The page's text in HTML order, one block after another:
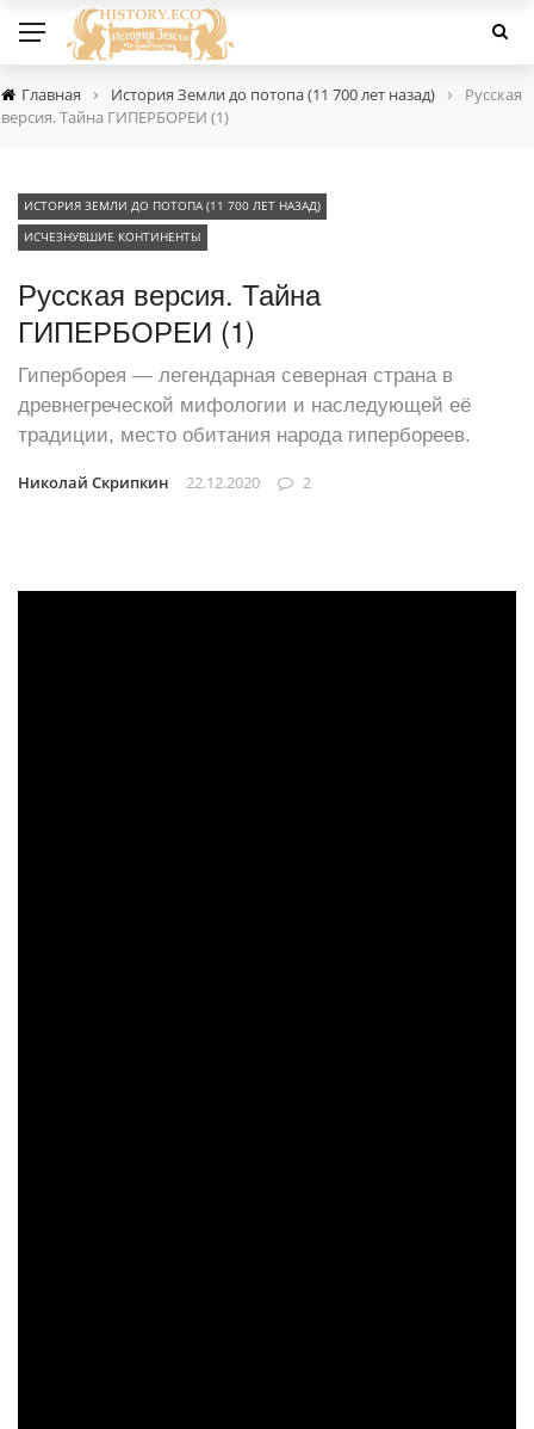
Главная › История Земли до потопа (11 700 лет назад) ›
Русская
версия. Тайна ГИПЕРБОРЕИ (1)
ИСТОРИЯ ЗЕМЛИ ДО ПОТОПА (11 700 ЛЕТ НАЗАД)
ИСЧЕЗНУВШИЕ КОНТИНЕНТЫ
Русская версия. Тайна
ГИПЕРБОРЕИ (1)
Гиперборея — легендарная северная страна в
древнегреческой мифологии и наследующей её
традиции, место обитания народа гипербореев.
Николай Скрипкин 22.12.2020 2